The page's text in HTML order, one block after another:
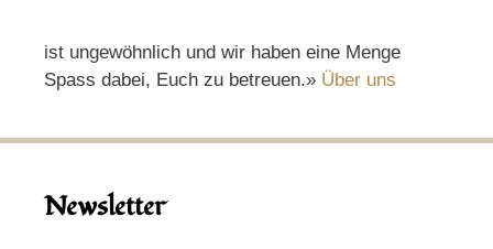
ist ungewöhnlich und wir haben eine Menge
Spass dabei, Euch zu betreuen.» Über uns
Newsletter